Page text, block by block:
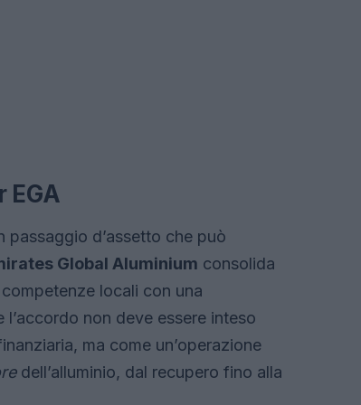
EGA
passaggio d’assetto che può
Global Aluminium consolida
locali con una
non deve essere inteso
ma come un’operazione
dell’alluminio, dal recupero fino alla